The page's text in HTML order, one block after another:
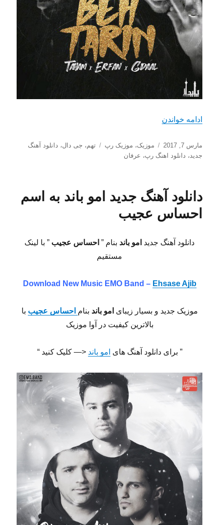
ادامه خواندن
ارسال
شده
مارس 7, 2017 دسته‌ها
موزیک، موزیک رپ برچسب‌ها
تهم، جی دال، دانلود آهنگ
جدید، دانلود اهنگ رپ، عرفان
دانلود آهنگ جدید امو باند به اسم
احساس عجیب
دانلود آهنگ جدید امو باند بنام ” احساس عجیب ” با لینک
مستقیم
Download New MusicEMO Band – Ehsase Ajib
موزیک جدید و بسیار زیبای امو باند بنام احساس عجیب با
بالاترین کیفیت در آوا موزیک
” برای دانلود آهنگ های امو باند <— کلیک کنید “